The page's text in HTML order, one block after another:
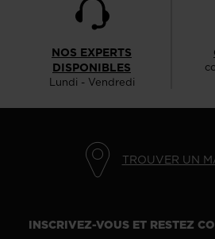
NOS EXPERTS
DISPONIBLES
Lundi - Vendredi
TROUVER UN
INSCRIVEZ-VOUS ET RESTEZ